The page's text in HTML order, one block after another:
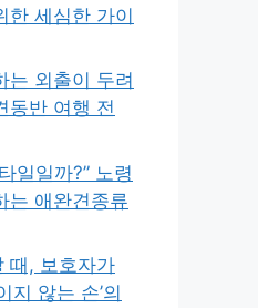
한 세심한 가이
는 외출이 두려
동반 여행 전
일일까?” 노령
는 애완견종류
때, 보호자가
지 않는 손’의